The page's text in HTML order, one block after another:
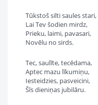
Tūkstoš silti saules stari,
Lai Tev šodien mirdz,
Prieku, laimi, pavasari,
Novēlu no sirds.
Tec, saulīte, tecēdama,
Aptec mazu līkumiņu,
Iesteidzies, pasveicini,
Šīs dieniņas jubilāru.